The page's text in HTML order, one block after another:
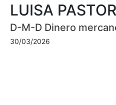
LUISA PASTOR
D-M-D Dinero
30/03/2026